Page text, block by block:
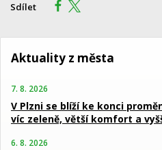
Sdílet
Aktuality z města
7. 8. 2026
V Plzni se blíží ke konci
víc zeleně, větší komfort a
6. 8. 2026